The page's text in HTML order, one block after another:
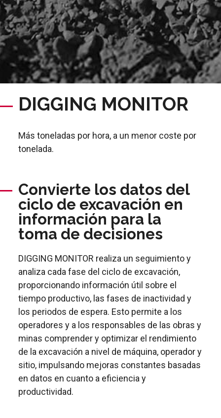
DIGGING MONITOR
Más toneladas por hora, a un menor coste por
tonelada.
Convierte los datos del
ciclo de excavación en
información para la
toma de decisiones
DIGGING MONITOR realiza un seguimiento y
analiza cada fase del ciclo de excavación,
proporcionando información útil sobre el
tiempo productivo, las fases de inactividad y
los periodos de espera. Esto permite a los
operadores y a los responsables de las obras y
minas comprender y optimizar el rendimiento
de la excavación a nivel de máquina, operador y
sitio, impulsando mejoras constantes basadas
en datos en cuanto a eficiencia y
productividad.